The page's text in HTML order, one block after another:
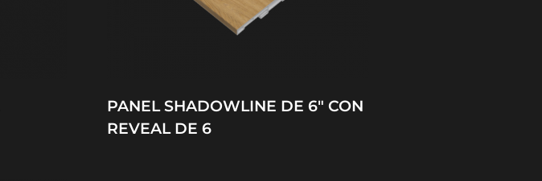
PANEL SHADOWLINE DE 6″ CON
REVEAL DE 6